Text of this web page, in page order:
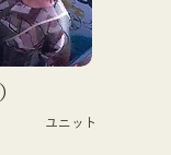
！
回全国高
権大会の
•下関のテー
ユニット